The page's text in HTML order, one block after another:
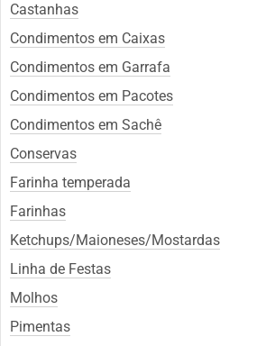
Castanhas
Condimentos em Caixas
Condimentos em Garrafa
Condimentos em Pacotes
Condimentos em Sachê
Conservas
Farinha temperada
Farinhas
Ketchups/Maioneses/Mostardas
Linha de Festas
Molhos
Pimentas